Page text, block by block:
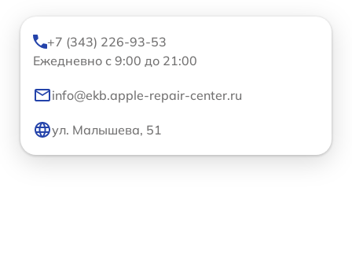
+7 (343) 226-93-53
Ежедневно с 9:00 до 21:00
info@ekb.apple-repair-center.ru
ул. Малышева, 51